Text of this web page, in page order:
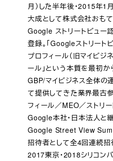
月）した半年後・2015年
大成として株式会社おもて
Google ストリートビュー
登録。「Googleストリー
プロフィール（旧マイビジ
ール」という本質を最初か
GBP/マイビジネス全体の
て提供してきた業界最古
フィール／MEO／ストリー
Google本社・日本法人と
Google Street View
招待者として全4回連続招
2017東京・2018シリコン